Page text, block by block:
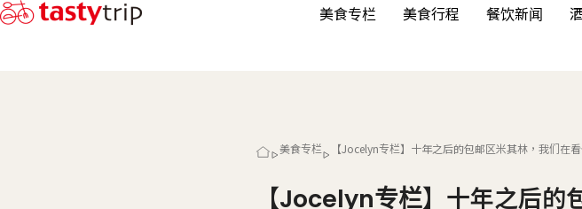
美食专栏 美食行程 餐饮新闻
美食专栏 【Jocelyn专栏】十年之后的包邮区米其林，我们在
【Jocelyn专栏】十年之后的